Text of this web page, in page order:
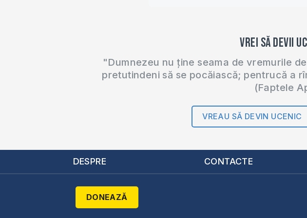
Vrei să devii
"Dumnezeu nu ține seama de vremurile
pretutindeni să se pocăiască; pentrucă a
(Faptele
VREAU SĂ DEVIN UCENIC
DESPRE CONTACTE
DONEAZĂ